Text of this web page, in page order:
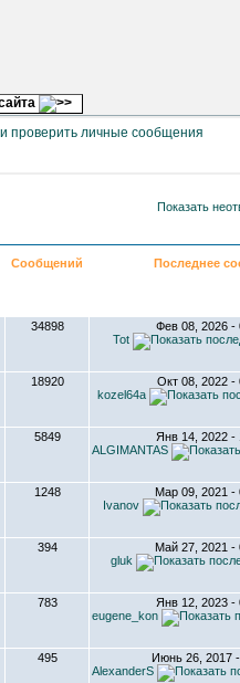
проверить личные сообщения
Показать
Сообщений Последнее
34898
Фев 08, 2026 -
Tot
18920
Окт 08, 2022 -
kozel64a
5849
Янв 14, 2022 -
ALGIMANTAS
1248
Мар 09, 2021 -
Ivanov
394
Май 27, 2021 -
gluk
783
Янв 12, 2023 -
eugene_kon
495
Июнь 26, 2017
AlexanderS